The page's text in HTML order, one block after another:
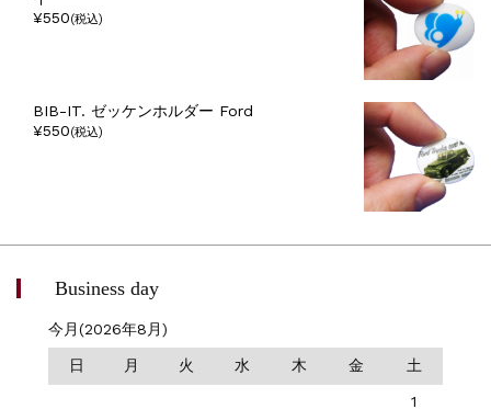
¥550(税込)
BIB-IT. ゼッケンホルダー Ford
¥550(税込)
Business day
今月(2026年8月)
日 月 火 水 木 金 土
1